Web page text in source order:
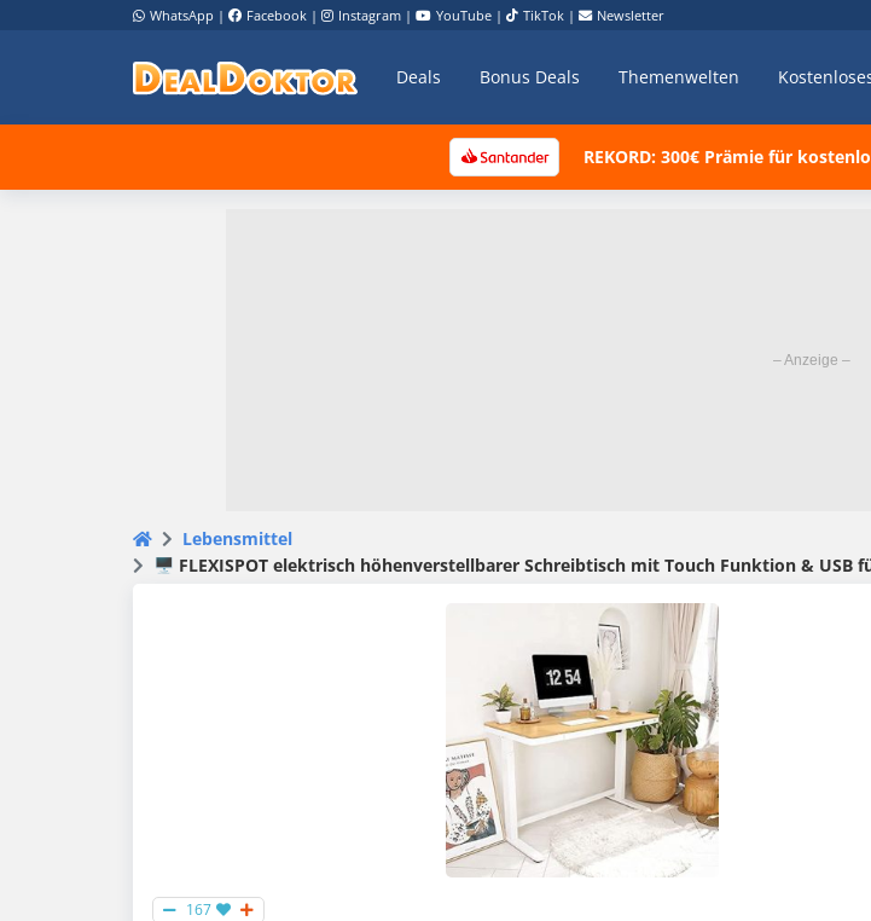
WhatsApp | Facebook | Instagram | YouTube | TikTok | Newsletter
Deals Bonus Deals Themenwelten
REKORD: 300€ Prämie für
Lebensmittel
🖥️ FLEXISPOT elektrisch höhenverstellbarer Schreibtisch mit Touch Funktion & USB
167